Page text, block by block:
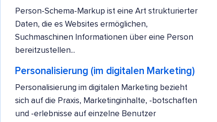
Person-Schema-Markup ist eine Art strukturierter
Daten, die es Websites ermöglichen,
Suchmaschinen Informationen über eine Person
bereitzustellen...
Personalisierung (im digitalen Marketing)
Personalisierung im digitalen Marketing bezieht
sich auf die Praxis, Marketinginhalte, -botschaften
und -erlebnisse auf einzelne Benutzer